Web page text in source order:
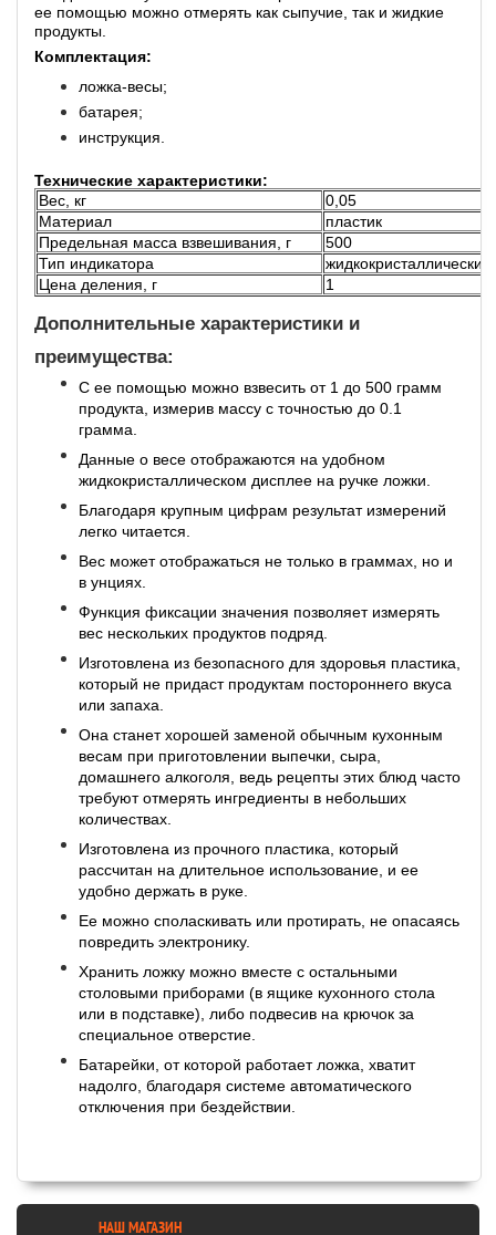
ее помощью можно отмерять как сыпучие, так и жидкие
продукты.
Комплектация:
ложка-весы;
батарея;
инструкция.
Технические характеристики:
Вес, кг
0,05
Материал
пластик
Предельная масса взвешивания, г
500
Тип индикатора
Цена деления, г
1
Дополнительные характеристики и
преимущества:
С ее помощью можно взвесить от 1 до 500 грамм
продукта, измерив массу с точностью до 0.1
грамма.
Данные о весе отображаются на удобном
жидкокристаллическом дисплее на ручке ложки.
Благодаря крупным цифрам результат измерений
легко читается.
Вес может отображаться не только в граммах, но и
в унциях.
Функция фиксации значения позволяет измерять
вес нескольких продуктов подряд.
Изготовлена из безопасного для здоровья пластика,
который не придаст продуктам постороннего вкуса
или запаха.
Она станет хорошей заменой обычным кухонным
весам при приготовлении выпечки, сыра,
домашнего алкоголя, ведь рецепты этих блюд часто
требуют отмерять ингредиенты в небольших
количествах.
Изготовлена из прочного пластика, который
рассчитан на длительное использование, и ее
удобно держать в руке.
Ее можно споласкивать или протирать, не опасаясь
повредить электронику.
Хранить ложку можно вместе с остальными
столовыми приборами (в ящике кухонного стола
или в подставке), либо подвесив на крючок за
специальное отверстие.
Батарейки, от которой работает ложка, хватит
надолго, благодаря системе автоматического
отключения при бездействии.
НАШ МАГАЗИН